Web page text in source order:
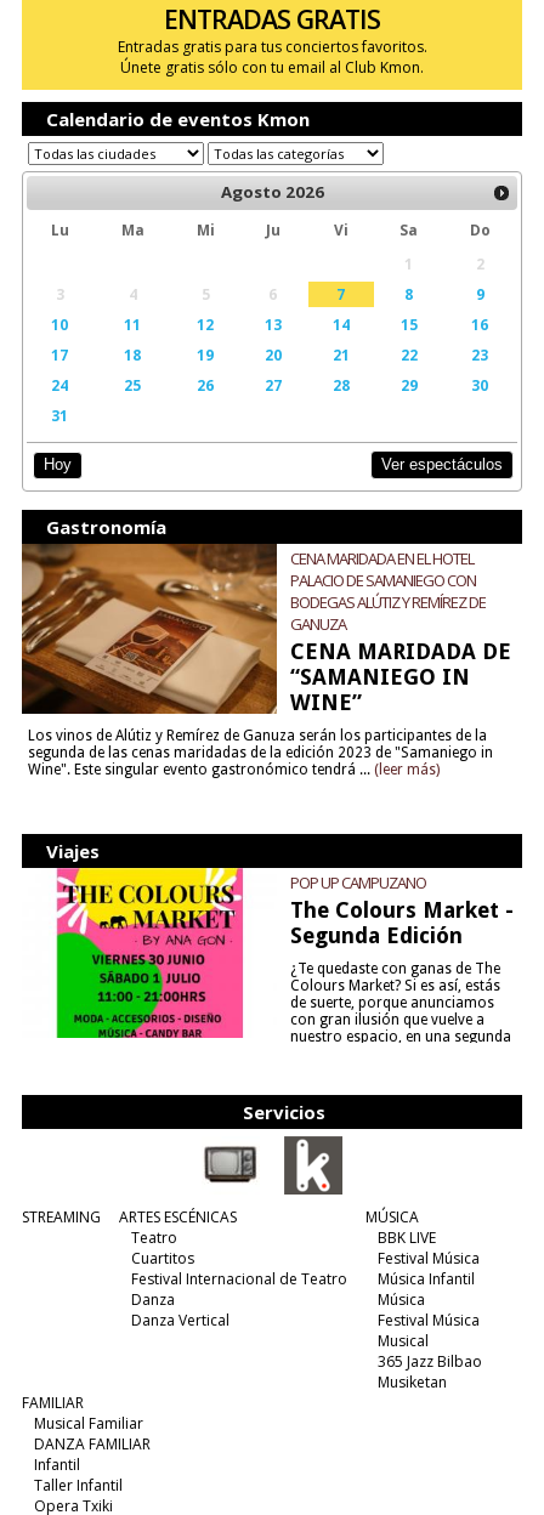
ENTRADAS GRATIS
Entradas gratis para tus conciertos favoritos.
Únete gratis sólo con tu email al Club Kmon.
Calendario de eventos Kmon
Agosto 2026
Lu Ma Mi Ju Vi Sa
Do
1
2
3
4 5 6 7 8
9
10
11 12 13 14 15
16
17
18 19 20 21 22
23
24
25 26 27 28 29
30
31
Hoy Ver espectáculos
Gastronomía
CENA MARIDADA EN EL HOTEL
PALACIO DE SAMANIEGO CON
BODEGAS ALÚTIZ Y REMÍREZ DE
GANUZA
CENA MARIDADA DE
“SAMANIEGO IN
WINE”
Los vinos de Alútiz y Remírez de Ganuza serán los participantes de la
segunda de las cenas maridadas de la edición 2023 de "Samaniego in
Wine". Este singular evento gastronómico tendrá ... (leer más)
Viajes
POP UP CAMPUZANO
The Colours Market -
Segunda Edición
¿Te quedaste con ganas de The
Colours Market? Si es así, estás
de suerte, porque anunciamos
con gran ilusión que vuelve a
nuestro espacio, en una segunda
Servicios
STREAMING
ARTES ESCÉNICAS
Teatro
Cuartitos
Festival Internacional de Teatro
Danza
Danza Vertical
MÚSICA
BBK LIVE
Festival Música
Música Infantil
Música
Festival Música
Musical
365 Jazz Bilbao
Musiketan
FAMILIAR
Musical Familiar
DANZA FAMILIAR
Infantil
Taller Infantil
Opera Txiki